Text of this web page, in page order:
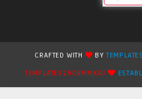
CRAFTED WITH BY
TEMPLATES2909MMXXII